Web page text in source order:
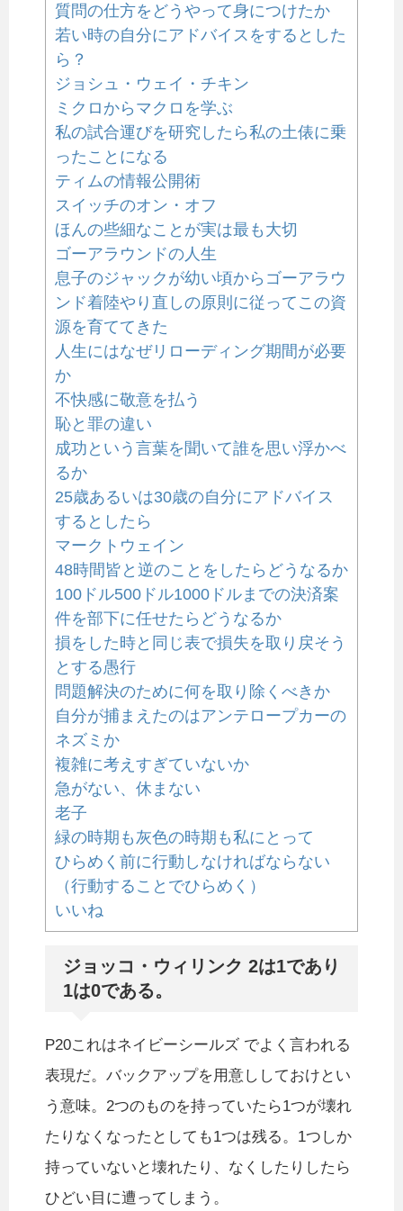
質問の仕方をどうやって身につけたか
若い時の自分にアドバイスをするとした
ら？
ジョシュ・ウェイ・チキン
ミクロからマクロを学ぶ
私の試合運びを研究したら私の土俵に乗
ったことになる
ティムの情報公開術
スイッチのオン・オフ
ほんの些細なことが実は最も大切
ゴーアラウンドの人生
息子のジャックが幼い頃からゴーアラウ
ンド着陸やり直しの原則に従ってこの資
源を育ててきた
人生にはなぜリローディング期間が必要
か
不快感に敬意を払う
恥と罪の違い
成功という言葉を聞いて誰を思い浮かべ
るか
25歳あるいは30歳の自分にアドバイス
するとしたら
マークトウェイン
48時間皆と逆のことをしたらどうなるか
100ドル500ドル1000ドルまでの決済案
件を部下に任せたらどうなるか
損をした時と同じ表で損失を取り戻そう
とする愚行
問題解決のために何を取り除くべきか
自分が捕まえたのはアンテロープカーの
ネズミか
複雑に考えすぎていないか
急がない、休まない
老子
緑の時期も灰色の時期も私にとって
ひらめく前に行動しなければならない
（行動することでひらめく）
いいね
ジョッコ・ウィリンク 2は1であり
1は0である。
P20これはネイビーシールズ でよく言われる
表現だ。バックアップを用意ししておけとい
う意味。2つのものを持っていたら1つが壊れ
たりなくなったとしても1つは残る。1つしか
持っていないと壊れたり、なくしたりしたら
ひどい目に遭ってしまう。